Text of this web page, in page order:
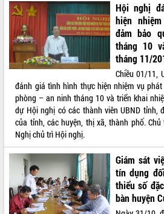
VĂN BẢN HĐND TỈNH
ĐIỂM TIN VĂN BẢN
QUY HOẠCH - KẾ HOẠCH
Hội nghị
hiện
đảm bảo
tháng 10
tháng 11/
Chiều 01/11,
đánh giá tình hình thực hiện nhiệm vụ
phòng – an ninh tháng 10 và triển khai
dự Hội nghị có các thành viên UBND tỉnh,
của tỉnh, các huyện, thị xã, thành phố.
Nghị chủ trì Hội nghị.
Giám sát
tín dụng
thiểu số
bàn huyện